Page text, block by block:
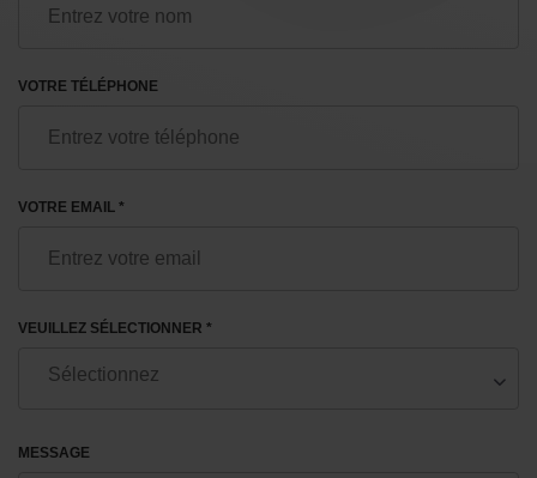
VOTRE TÉLÉPHONE
VOTRE EMAIL *
VEUILLEZ SÉLECTIONNER *
MESSAGE